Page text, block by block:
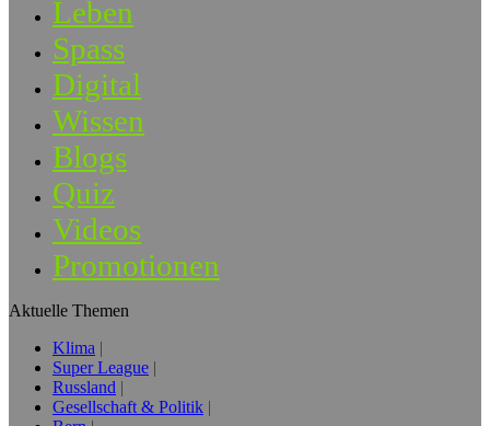
Leben
Spass
Digital
Wissen
Blogs
Quiz
Videos
Promotionen
Aktuelle Themen
Klima
Super League
Russland
Gesellschaft & Politik